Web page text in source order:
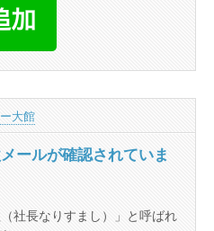
大館
ールが確認されていま
社長なりすまし）」と呼ばれ